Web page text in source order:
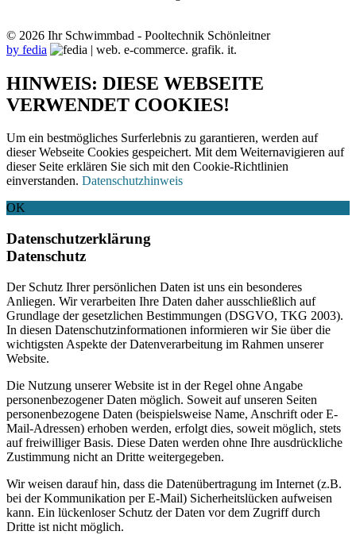
© 2026 Ihr Schwimmbad - Pooltechnik Schönleitner
by fedia
HINWEIS: DIESE WEBSEITE
VERWENDET COOKIES!
Um ein bestmögliches Surferlebnis zu garantieren, werden auf
dieser Webseite Cookies gespeichert. Mit dem Weiternavigieren auf
dieser Seite erklären Sie sich mit den Cookie-Richtlinien
einverstanden. Datenschutzhinweis
OK
Datenschutzerklärung
Datenschutz
Der Schutz Ihrer persönlichen Daten ist uns ein besonderes
Anliegen. Wir verarbeiten Ihre Daten daher ausschließlich auf
Grundlage der gesetzlichen Bestimmungen (DSGVO, TKG 2003).
In diesen Datenschutzinformationen informieren wir Sie über die
wichtigsten Aspekte der Datenverarbeitung im Rahmen unserer
Website.
Die Nutzung unserer Website ist in der Regel ohne Angabe
personenbezogener Daten möglich. Soweit auf unseren Seiten
personenbezogene Daten (beispielsweise Name, Anschrift oder E-
Mail-Adressen) erhoben werden, erfolgt dies, soweit möglich, stets
auf freiwilliger Basis. Diese Daten werden ohne Ihre ausdrückliche
Zustimmung nicht an Dritte weitergegeben.
Wir weisen darauf hin, dass die Datenübertragung im Internet (z.B.
bei der Kommunikation per E-Mail) Sicherheitslücken aufweisen
kann. Ein lückenloser Schutz der Daten vor dem Zugriff durch
Dritte ist nicht möglich.